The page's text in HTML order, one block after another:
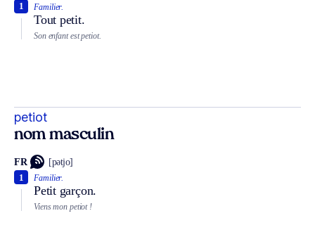
Familier.
Tout petit.
1
Son enfant est petiot.
petiot
nom masculin
FR [pətjo]
Familier.
Petit garçon.
1
Viens mon petiot !